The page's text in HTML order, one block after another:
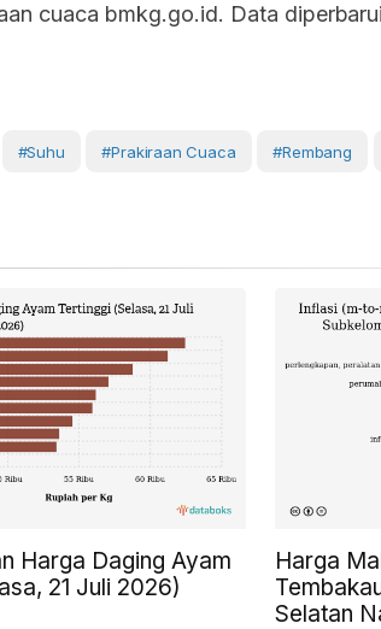
cuaca bmkg.go.id. Data
#Suhu #prakiraan Cuaca #Rembang
Harga Daging Ayam
21 Juli 2026)
Harga
Selatan